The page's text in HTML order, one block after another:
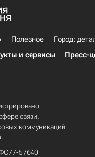
Полезное
Город:
и сервисы Пресс-
связи,
коммуникаций
57640